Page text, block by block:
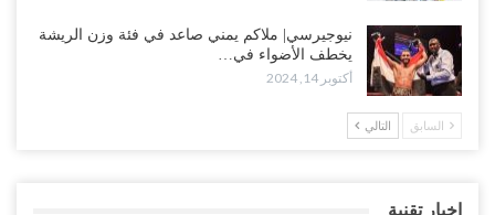
نيوجيرسي| ملاكم يمني صاعد في فئة وزن الريشة
يخطف الأضواء في…
أكتوبر 14, 2024
السابق التالي
اخبار تقنية